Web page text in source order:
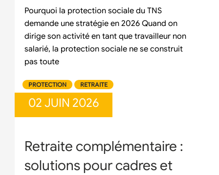
Pourquoi la protection sociale du TNS
demande une stratégie en 2026 Quand on
dirige son activité en tant que travailleur non
salarié, la protection sociale ne se construit
pas toute
PROTECTION RETRAITE
02 JUIN 2026
Retraite complémentaire :
solutions pour cadres et